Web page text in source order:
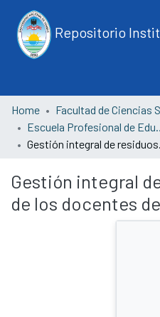
Repositorio
Home
Facultad de Ciencias
Escuela
Gestión integral
de los docentes